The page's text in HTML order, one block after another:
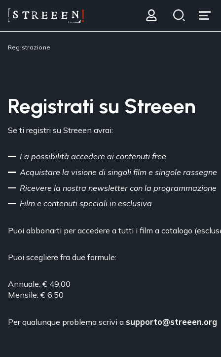
Registrazione
Registrati su Streeen
Se ti registri su Streeen avrai:
La possibilità accedere ai contenuti free
Acquistare la visione di singoli film e singole rassegne
Ricevere la nostra newsletter con la programmazione
Film e contenuti speciali in esclusiva
Puoi abbonarti per accedere a tutti i film a catalogo
Puoi scegliere fra due formule:
Annuale: € 49,00
Mensile: € 6,50
Per qualunque problema scrivi a supporto@streeen.org